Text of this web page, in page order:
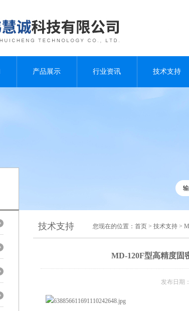
产品展示 行业资讯 技术支持
技术支持 您现在的位置： 首页 > 技术支持 >
MD-120F型高精度固
发布日期